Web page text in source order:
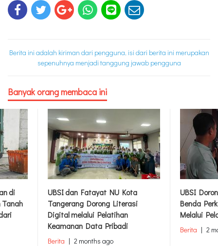
Berita ini adalah kiriman dari pengguna, isi dari berita ini merupakan
sepenuhnya menjadi tanggung jawab pengguna
Banyak orang membaca ini
di
Tanah
UBSI dan Fatayat NU Kota
Tangerang Dorong Literasi
Digital melalui Pelatihan
Keamanan Data Pribadi
Berita | 2 months ago
UBSI
Benda
Melalui
Berita | 2